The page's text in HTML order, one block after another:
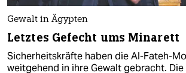
Gewalt in Ägypten
Letztes Gefecht ums Minarett
Sicherheitskräfte haben die Al-Fateh-
weitgehend in ihre Gewalt gebracht.